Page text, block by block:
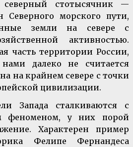
стотысячник —
Северного морского пути,
земли на севере с
активностью.
часть территории России,
далеко не считается
на крайнем севере с точки
цивилизации.
Запада сталкиваются с
феноменом, у них порой
Характерен пример
Фелипе Фернандеса